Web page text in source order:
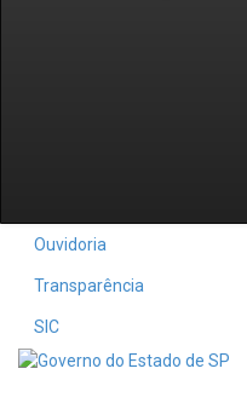
Ouvidoria
Transparência
SIC